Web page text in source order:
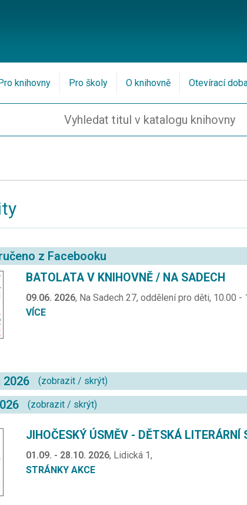
knihovny Pro školy O knihovně Otevírací
z Facebooku
BATOLATA V KNIHOVNĚ / NA SADECH
09.06. 2026, Na Sadech 27, oddělení pro děti, 10.00 -
VÍCE
2026 (zobrazit / skrýt)
(zobrazit / skrýt)
JIHOČESKÝ ÚSMĚV - DĚTSKÁ LITERÁRNÍ
01.09. - 28.10. 2026, Lidická 1,
STRÁNKY AKCE